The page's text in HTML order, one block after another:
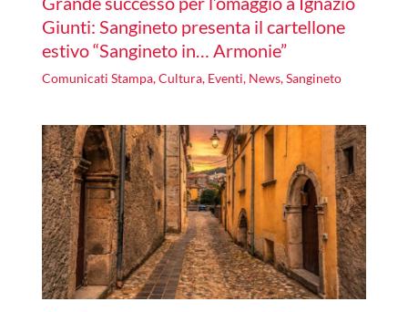
Giunti: Sangineto presenta il cartellone
estivo “Sangineto in… Armonie”
Comunicati Stampa,Cultura, Eventi, News,Sangineto